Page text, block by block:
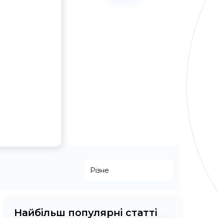
Різне
Найбільш популярні статті